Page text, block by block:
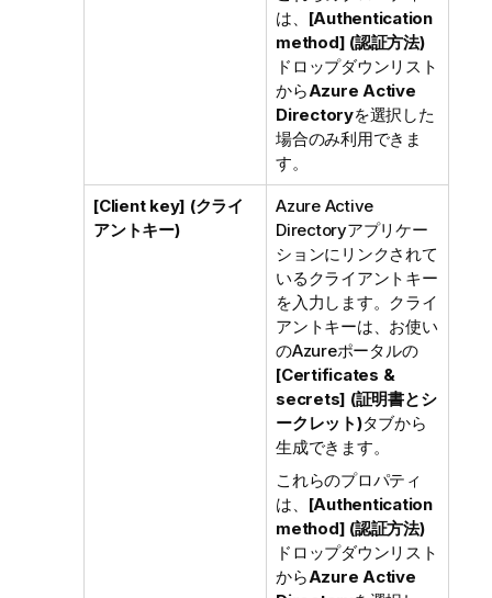
は、 [Authentication
method] (認証方法)
ドロップダウンリスト
からAzure Active
Directoryを選択した
場合のみ利用できま
す。
[Client key] (クライ
アントキー)
Azure Active
Directoryアプリケー
ションにリンクされて
いるクライアントキー
を入力します。クライ
アントキーは、お使い
のAzureポータルの
[Certificates &
secrets] (証明書とシ
ークレット)タブから
生成できます。
これらのプロパティ
は、 [Authentication
method] (認証方法)
ドロップダウンリスト
からAzure Active